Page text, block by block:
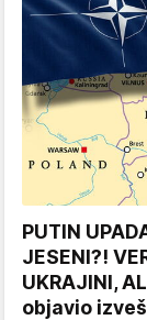
PUTIN
JESENI?!
UKRAJINI,
objavio